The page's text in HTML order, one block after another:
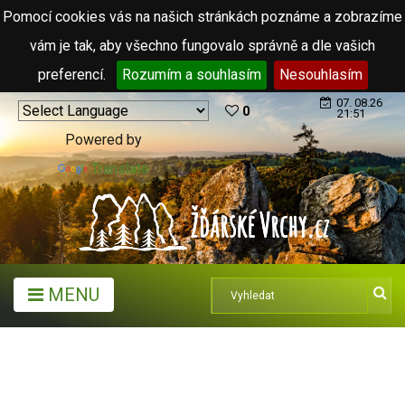
Pomocí cookies vás na našich stránkách poznáme a zobrazíme
vám je tak, aby všechno fungovalo správně a dle vašich
preferencí.
Rozumím a souhlasím Nesouhlasím
Powered by
Translate
0
07. 08.26
21:51
MENU